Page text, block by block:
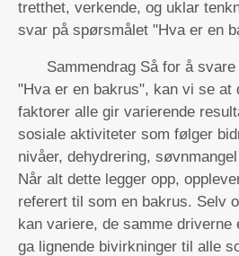
tretthet, verkende, og uklar
svar på spørsmålet "Hva er en
Sammendrag Så for å
"Hva er en bakrus", kan vi se at
faktorer alle gir varierende
sosiale aktiviteter som følger
nivåer, dehydrering,
Når alt dette legger opp,
referert til som en bakrus. Selv
kan variere, de samme driverne
ga lignende bivirkninger til alle